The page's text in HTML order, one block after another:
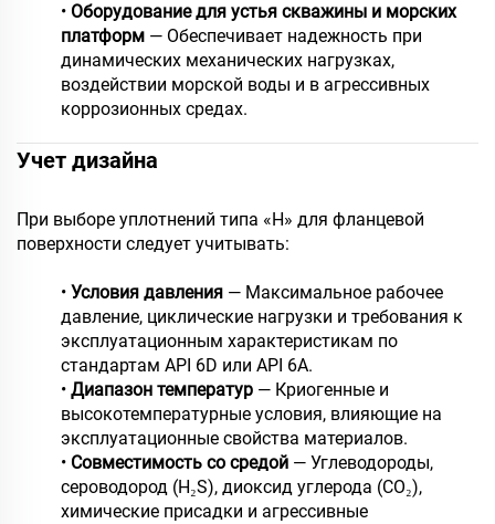
• Оборудование для устья скважины и морских
платформ — Обеспечивает надежность при
динамических механических нагрузках,
воздействии морской воды и в агрессивных
коррозионных средах.
Учет дизайна
При выборе уплотнений типа «H» для фланцевой
поверхности следует учитывать:
• Условия давления — Максимальное рабочее
давление, циклические нагрузки и требования к
эксплуатационным характеристикам по
стандартам API 6D или API 6A.
• Диапазон температур — Криогенные и
высокотемпературные условия, влияющие на
эксплуатационные свойства материалов.
• Совместимость со средой — Углеводороды,
сероводород (H₂S), диоксид углерода (CO₂),
химические присадки и агрессивные